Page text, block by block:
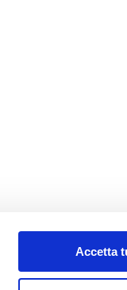
Accetta